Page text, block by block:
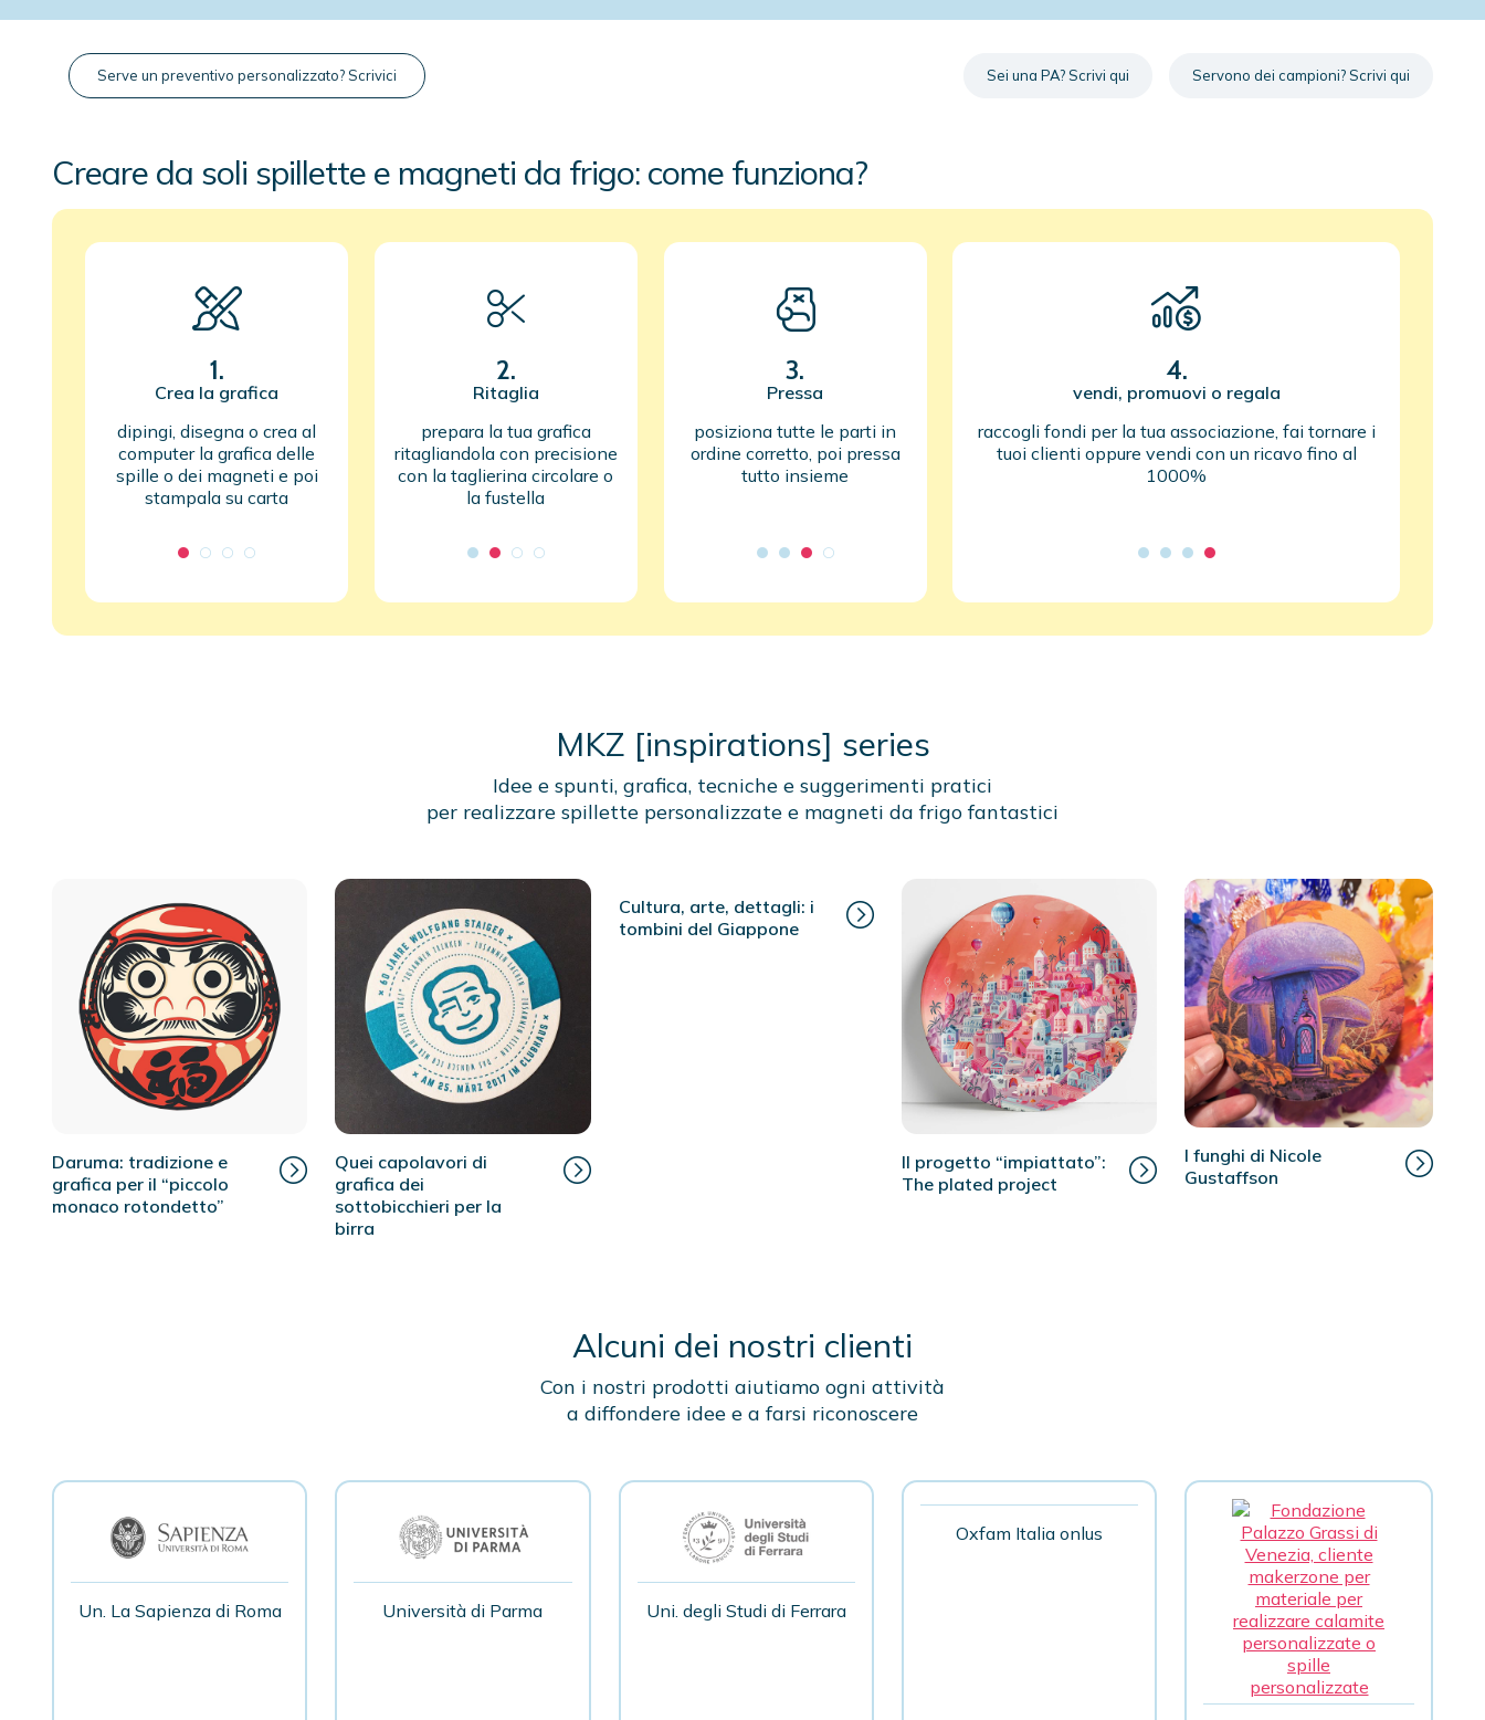
Serve un preventivo personalizzato?Scrivici Servono dei campioni?Scrivi qui
Sei una PA?Scrivi qui
Creare da soli spillette e magneti da frigo: come funziona?
1.
Crea la grafica
dipingi, disegna o crea al
computer la grafica delle
spille o dei magneti e poi
stampala su carta
2.
Ritaglia
prepara la tua grafica
ritagliandola con precisione
con la taglierina circolare o
la fustella
3.
Pressa
posiziona tutte le parti in
ordine corretto, poi pressa
tutto insieme
4.
vendi, promuovi o regala
raccogli fondi per la tua associazione, fai tornare i
tuoi clienti oppure vendi con un ricavo fino al
1000%
MKZ [inspirations] series
Idee e spunti, grafica, tecniche e suggerimenti pratici
per realizzare spillette personalizzate e magneti da frigo fantastici
Daruma: tradizione e
grafica per il “piccolo
monaco rotondetto”
Quei capolavori di
grafica dei
sottobicchieri per la
birra
Cultura, arte, dettagli: i
tombini del Giappone
Il progetto “impiattato”:
The plated project
I funghi di Nicole
Gustaffson
Alcuni dei nostri clienti
Con i nostri prodotti aiutiamo ogni attività
a diffondere idee e a farsi riconoscere
Un. La Sapienza di Roma Università di Parma Uni. degli Studi di Ferrara
Oxfam Italia onlus